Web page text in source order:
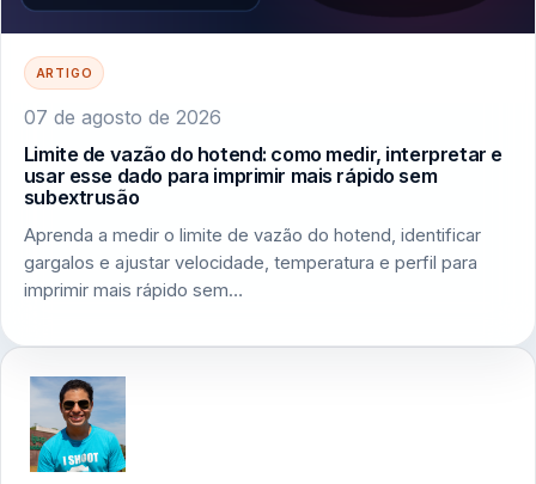
ARTIGO
07 de agosto de 2026
Limite de vazão do hotend: como medir, interpretar e
usar esse dado para imprimir mais rápido sem
subextrusão
Aprenda a medir o limite de vazão do hotend, identificar
gargalos e ajustar velocidade, temperatura e perfil para
imprimir mais rápido sem…